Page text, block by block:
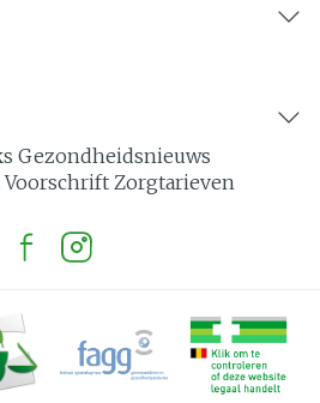
Gezondheidsnieuws
Voorschrift Zorgtarieven